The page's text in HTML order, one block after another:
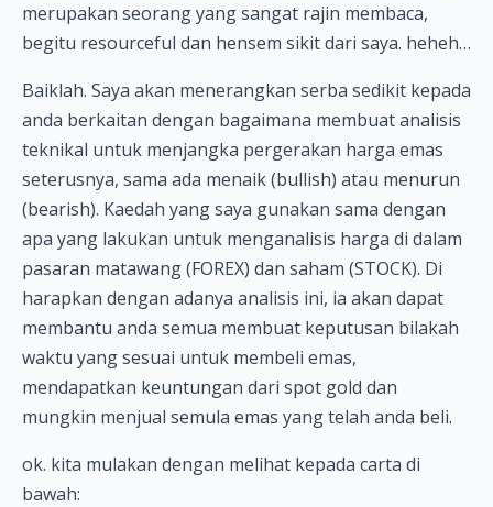
merupakan seorang yang sangat rajin membaca,
begitu resourceful dan hensem sikit dari saya. heheh…
Baiklah. Saya akan menerangkan serba sedikit kepada
anda berkaitan dengan bagaimana membuat analisis
teknikal untuk menjangka pergerakan harga emas
seterusnya, sama ada menaik (bullish) atau menurun
(bearish). Kaedah yang saya gunakan sama dengan
apa yang lakukan untuk menganalisis harga di dalam
pasaran matawang (FOREX) dan saham (STOCK). Di
harapkan dengan adanya analisis ini, ia akan dapat
membantu anda semua membuat keputusan bilakah
waktu yang sesuai untuk membeli emas,
mendapatkan keuntungan dari spot gold dan
mungkin menjual semula emas yang telah anda beli.
ok. kita mulakan dengan melihat kepada carta di
bawah: